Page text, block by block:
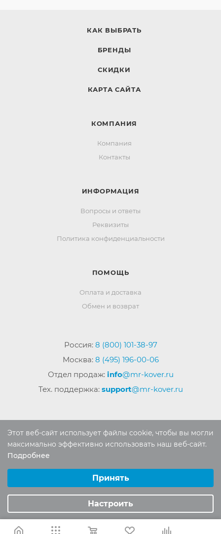
КАК ВЫБРАТЬ
БРЕНДЫ
СКИДКИ
КАРТА САЙТА
КОМПАНИЯ
Компания
Контакты
ИНФОРМАЦИЯ
Вопросы и ответы
Реквизиты
Политика конфиденциальности
ПОМОЩЬ
Оплата и доставка
Обмен и возврат
Россия: 8 (800) 101-38-97
Москва: 8 (495) 196-00-06
Отдел продаж: info@mr-kover.ru
Тех. поддержка: support@mr-kover.ru
2022-2026 © Интернет магазинMR-KOVER.RU
Авторские права защищены. Воспроизведение
материалов сайта без письменного разрешения
Этот веб-сайт использует файлы cookie, чтобы вы могли
максимально эффективно использовать наш веб-сайт.
Подробнее
Аналитические/Функциональные
Принять
Настроить